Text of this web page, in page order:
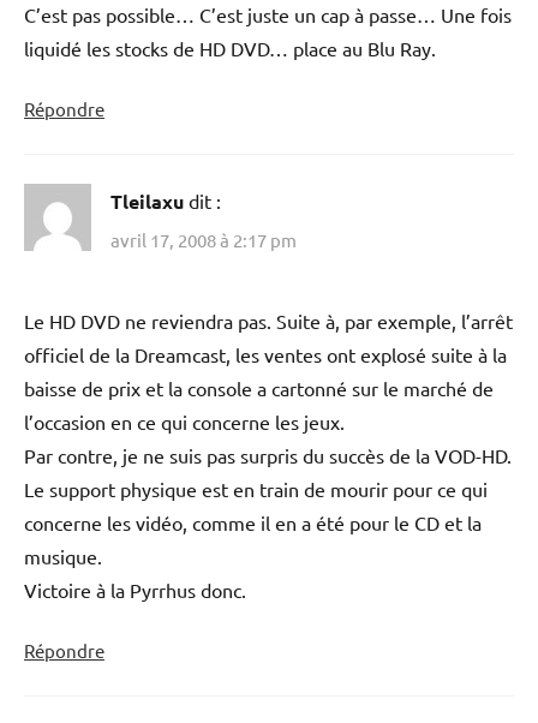
C’est pas possible… C’est juste un cap à passe… Une fois
liquidé les stocks de HD DVD… place au Blu Ray.
Répondre
Tleilaxu dit :
avril 17, 2008 à 2:17 pm
Le HD DVD ne reviendra pas. Suite à, par exemple, l’arrêt
officiel de la Dreamcast, les ventes ont explosé suite à la
baisse de prix et la console a cartonné sur le marché de
l’occasion en ce qui concerne les jeux.
Par contre, je ne suis pas surpris du succès de la VOD-HD.
Le support physique est en train de mourir pour ce qui
concerne les vidéo, comme il en a été pour le CD et la
musique.
Victoire à la Pyrrhus donc.
Répondre